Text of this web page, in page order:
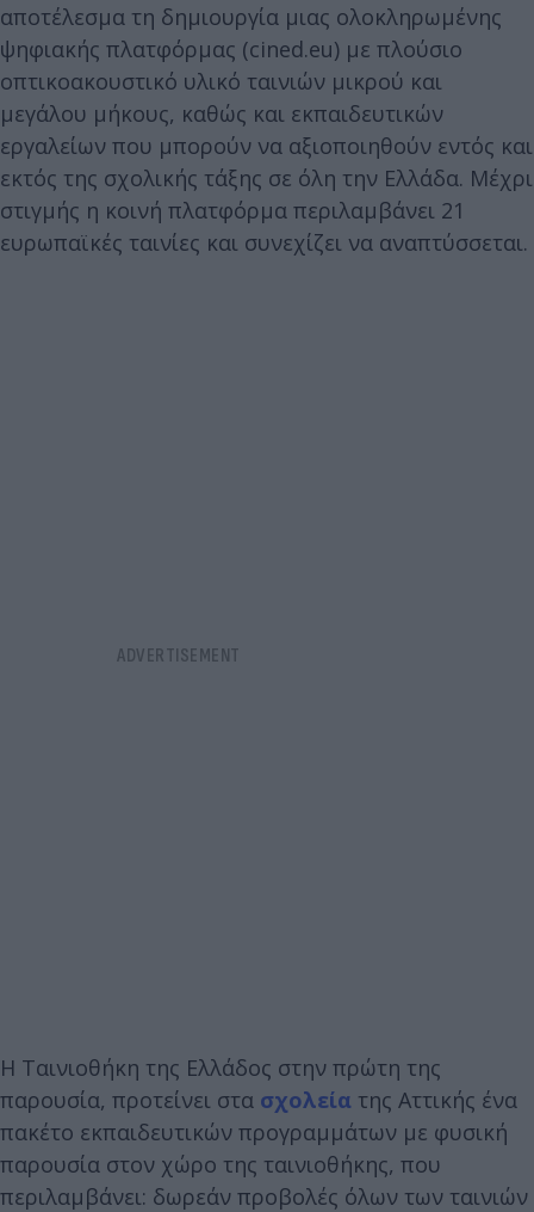
αποτέλεσμα τη δημιουργία μιας ολοκληρωμένης
ψηφιακής πλατφόρμας (cined.eu) με πλούσιο
οπτικοακουστικό υλικό ταινιών μικρού και
μεγάλου μήκους, καθώς και εκπαιδευτικών
εργαλείων που μπορούν να αξιοποιηθούν εντός και
εκτός της σχολικής τάξης σε όλη την Ελλάδα. Μέχρι
στιγμής η κοινή πλατφόρμα περιλαμβάνει 21
ευρωπαϊκές ταινίες και συνεχίζει να αναπτύσσεται.
Η Ταινιοθήκη της Ελλάδος στην πρώτη της
παρουσία, προτείνει στα σχολεία της Αττικής ένα
πακέτο εκπαιδευτικών προγραμμάτων με φυσική
παρουσία στον χώρο της ταινιοθήκης, που
περιλαμβάνει: δωρεάν προβολές όλων των ταινιών